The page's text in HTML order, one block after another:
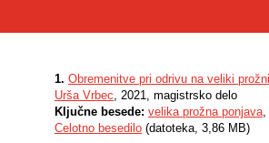
1. Obremenitve pri odrivu na veliki
Urša Vrbec, 2021, magistrsko delo
Ključne besede: velika prožna ponjava,
Celotno besedilo (datoteka, 3,86 MB)